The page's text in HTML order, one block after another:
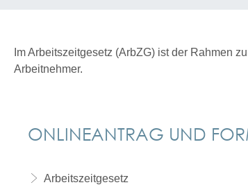
Im Arbeitszeitgesetz (ArbZG) ist der Rahmen
Arbeitnehmer.
ONLINEANTRAG UND
Arbeitszeitgesetz